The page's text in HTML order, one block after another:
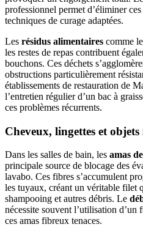
professionnel permet d’éliminer
techniques de curage adaptées.
Les résidus alimentaires comme
les restes de repas contribuent
bouchons. Ces déchets
obstructions particulièrement
établissements de restauration de
l’entretien régulier d’un bac à
ces problèmes récurrents.
Cheveux, lingettes et
Dans les salles de bain, les amas
principale source de blocage des
lavabo. Ces fibres s’accumulent
les tuyaux, créant un véritable filet
shampooing et autres débris. Le
nécessite souvent l’utilisation
ces amas fibreux tenaces.